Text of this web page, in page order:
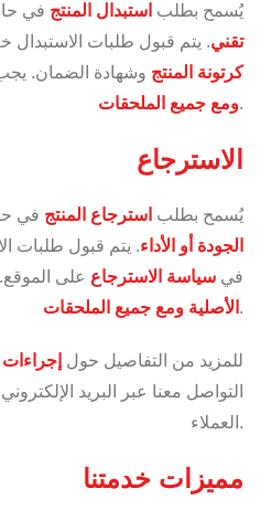
يُسمح بطلب استبدال المنتج في
تقني. يتم قبول طلبات الاستبدال
كرتونة المنتج وشهادة الضمان.
ومع جميع الملحقات.
الاسترجاع
يُسمح بطلب استرجاع المنتج في
الجودة أو الأداء. يتم قبول طلبات
فيسياسة الاسترجاع على
الأصلية ومع جميع الملحقات .
للمزيد من التفاصيل حول
التواصل معنا عبر البريد
العملاء.
مميزات خدمتنا